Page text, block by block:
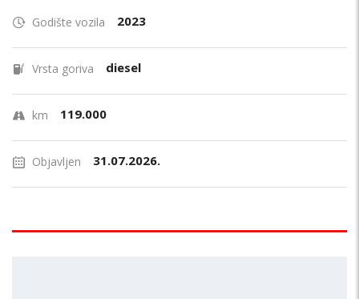
Godište vozila 2023
Vrsta goriva diesel
km 119.000
Objavljen 31.07.2026.